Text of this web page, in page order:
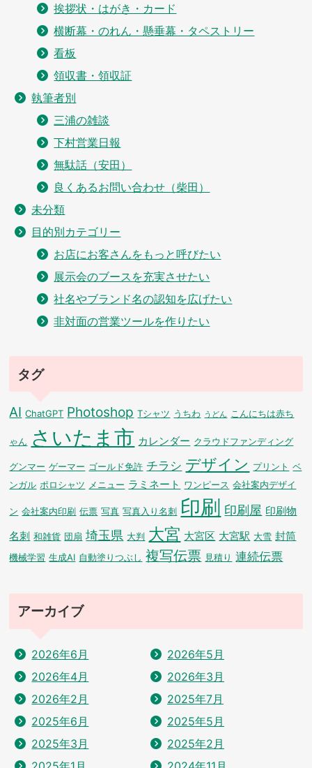
挨拶状・はがき・カード
横断幕・のれん・懸垂幕・タペストリー
看板
領収書・領収証
執筆者別
三浦の雑談
下村営業日報
無駄話（安田）
良くあるお問い合わせ（柴田）
未分類
目的別カテゴリー
お店にお客さんをもっと呼びたい
展示会のブースを充実させたい
社名やブランド名の認知を広げたい
非対面の営業ツールを作りたい
タグ
AI ChatGPT Photoshop Tシャツ うちわ うどん こんにちは赤ち
ゃん さいたま市 カレンダー クラウドファンディング
グンマー ゲーマー ゴールド免許 チラシ デザイン プリント ベ
ンガル ポロシャツ メニュー ラミネート ワンピース 会社案内デザイ
ン 会社案内印刷 伝票 写真 写真入り名刺 印刷 印刷屋 印刷物
名刺 和雑貨 団扇 埼玉県 大判 大宮 大宮区 大宮駅 大雪 封筒
機械学習 生成AI 自動塗りつぶし 複写伝票 見積り 連続伝票
アーカイブ
2026年6月
2026年5月
2026年4月
2026年3月
2026年2月
2025年7月
2025年6月
2025年5月
2025年3月
2025年2月